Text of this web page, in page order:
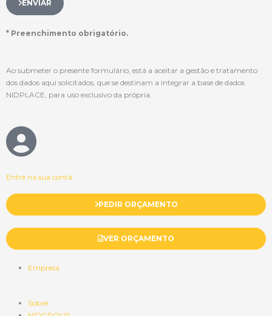
ENVIAR
* Preenchimento obrigatório.
Ao submeter o presente formulário, está a aceitar a gestão e tratamento
dos dados aqui solicitados, que se destinam a integrar a base de dados
NIDPLACE, para uso exclusivo da própria.
Entre na sua conta
PEDIR ORÇAMENTO
VER ORÇAMENTO
Empresa
Sobre